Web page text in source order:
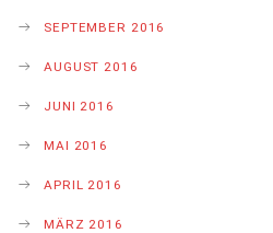
SEPTEMBER 2016
AUGUST 2016
JUNI 2016
MAI 2016
APRIL 2016
MÄRZ 2016